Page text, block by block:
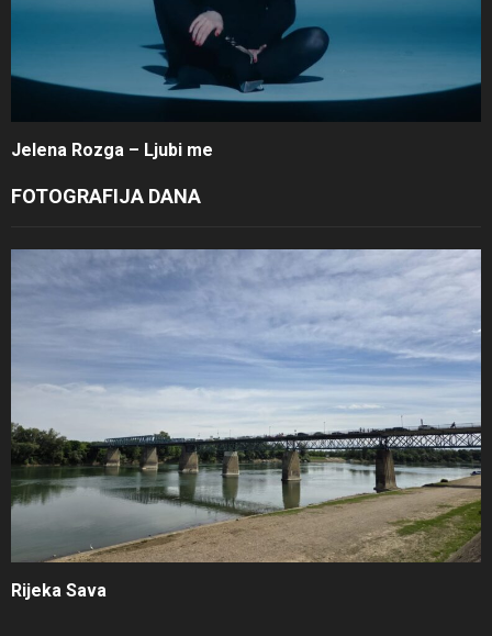
Jelena Rozga – Ljubi me
FOTOGRAFIJA DANA
Rijeka Sava